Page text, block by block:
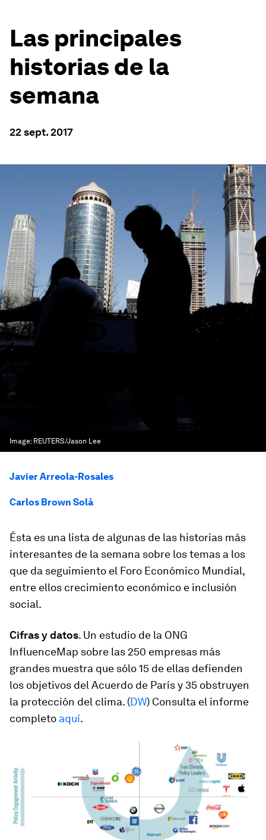
Las principales
historias de la
semana
22 sept. 2017
Image: REUTERS/Jason Lee
Javier Arreola-Rosales
Carlos Brown Solà
Ésta es una lista de algunas de las historias más
interesantes de la semana sobre los temas a los
que da seguimiento el Foro Económico Mundial,
entre ellos crecimiento económico e inclusión
social.
Cifras y datos. Un estudio de la ONG
InfluenceMap sobre las 250 empresas más
grandes muestra que sólo 15 de ellas defienden
los objetivos del Acuerdo de París y 35 obstruyen
la protección del clima. (DW) Consulta el informe
completo aquí.